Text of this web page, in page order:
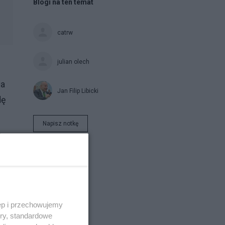
Blogi na ten temat
catrw
julian olech
Jan Filip Libicki
Napisz notkę
i przechowujemy
standardowe